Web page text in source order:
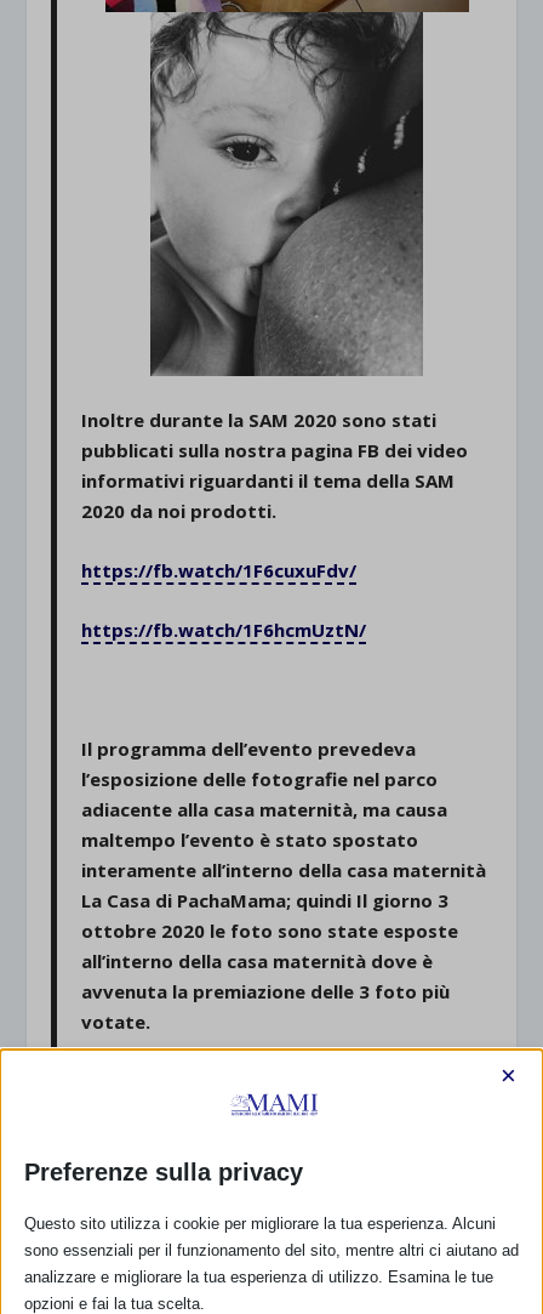
Inoltre durante la SAM 2020 sono stati
pubblicati sulla nostra pagina FB dei video
informativi riguardanti il tema della SAM
2020 da noi prodotti.
https://fb.watch/1F6cuxuFdv/
https://fb.watch/1F6hcmUztN/
Il programma dell’evento prevedeva
l’esposizione delle fotografie nel parco
adiacente alla casa maternità, ma causa
maltempo l’evento è stato spostato
interamente all’interno della casa maternità
La Casa di PachaMama; quindi Il giorno 3
ottobre 2020 le foto sono state esposte
all’interno della casa maternità dove è
avvenuta la premiazione delle 3 foto più
votate.
dei cartelloni informativi riguardanti il tema
con un aperitivo in condivisione.
Vi ringraziamo per la vostra collaborazione.
Le ostetriche de La Casa di PachaMama
Preferenze sulla privacy
×
Questo sito utilizza i cookie per migliorare la tua esperienza. Alcuni
sono essenziali per il funzionamento del sito, mentre altri ci aiutano ad
analizzare e migliorare la tua esperienza di utilizzo. Esamina le tue
opzioni e fai la tua scelta.